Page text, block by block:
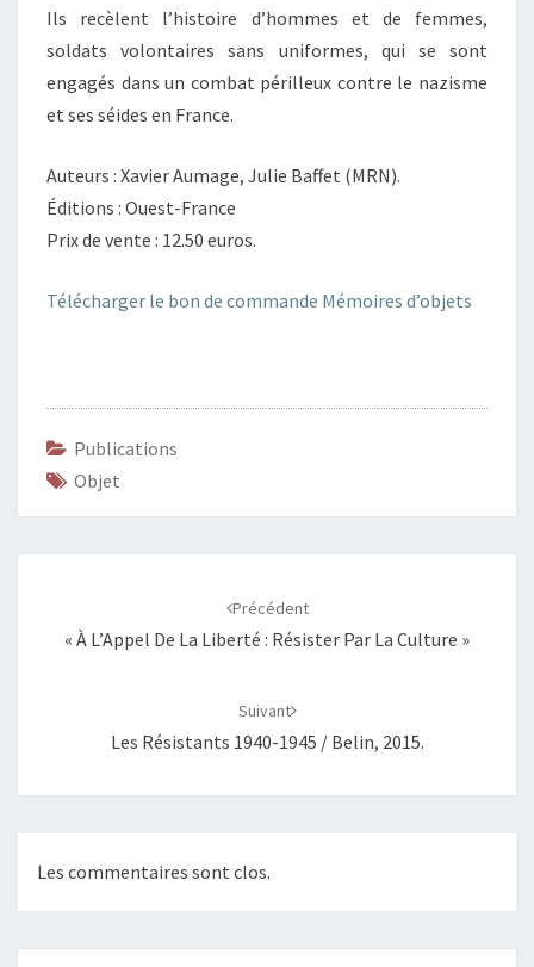
Ils recèlent l’histoire d’hommes et de femmes,
soldats volontaires sans uniformes, qui se sont
engagés dans un combat périlleux contre le nazisme
et ses séides en France.
Auteurs : Xavier Aumage, Julie Baffet (MRN).
Éditions : Ouest-France
Prix de vente : 12.50 euros.
Télécharger le bon de commande Mémoires d’objets
Publications
Objet
Précédent
« À L’Appel De La Liberté : Résister Par La Culture »
Suivant
Les Résistants 1940-1945 / Belin, 2015.
Les commentaires sont clos.